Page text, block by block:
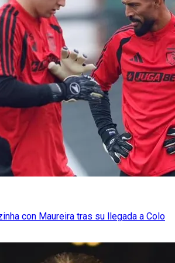
con Maureira tras su llegada a Colo